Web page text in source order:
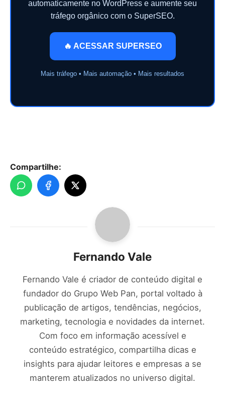
automaticamente no WordPress e aumente seu
tráfego orgânico com o SuperSEO.
🔥 ACESSAR SUPERSEO
Mais tráfego • Mais automação • Mais resultados
Compartilhe:
Fernando Vale
Fernando Vale é criador de conteúdo digital e
fundador do Grupo Web Pan, portal voltado à
publicação de artigos, tendências, negócios,
marketing, tecnologia e novidades da internet.
Com foco em informação acessível e
conteúdo estratégico, compartilha dicas e
insights para ajudar leitores e empresas a se
manterem atualizados no universo digital.